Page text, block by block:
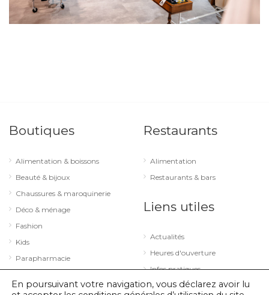
Boutiques
Alimentation & boissons
Beauté & bijoux
Chaussures & maroquinerie
Déco & ménage
Fashion
Kids
Parapharmacie
Sport & loisirs
Restaurants
Alimentation
Restaurants & bars
Liens utiles
Actualités
Heures d'ouverture
Infos pratiques
En poursuivant votre navigation, vous déclarez avoir lu